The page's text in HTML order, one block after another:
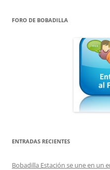
FORO DE BOBADILLA
ENTRADAS RECIENTES
Bobadilla Estación se une en un